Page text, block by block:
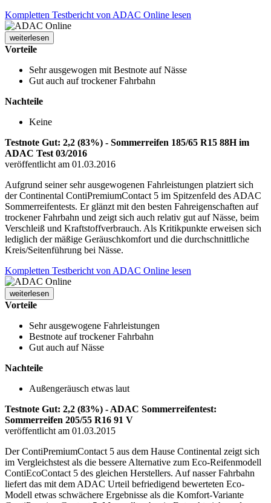
Kompletten Testbericht von ADAC Online lesen
weiterlesen
Vorteile
Sehr ausgewogen mit Bestnote auf Nässe
Gut auch auf trockener Fahrbahn
Nachteile
Keine
Testnote Gut: 2,2 (83%) - Sommerreifen 185/65 R15 88H im
ADAC Test 03/2016
veröffentlicht am 01.03.2016
Aufgrund seiner sehr ausgewogenen Fahrleistungen platziert sich
der Continental ContiPremiumContact 5 im Spitzenfeld des ADAC
Sommerreifentests. Er glänzt mit den besten Fahreigenschaften auf
trockener Fahrbahn und zeigt sich auch relativ gut auf Nässe, beim
Verschleiß und Kraftstoffverbrauch. Als Kritikpunkte erweisen sich
lediglich der mäßige Geräuschkomfort und die durchschnittliche
Kreis/Seitenführung bei Nässe.
Kompletten Testbericht von ADAC Online lesen
weiterlesen
Vorteile
Sehr ausgewogene Fahrleistungen
Bestnote auf trockener Fahrbahn
Gut auch auf Nässe
Nachteile
Außengeräusch etwas laut
Testnote Gut: 2,2 (83%) - ADAC Sommerreifentest:
Sommerreifen 205/55 R16 91 V
veröffentlicht am 01.03.2015
Der ContiPremiumContact 5 aus dem Hause Continental zeigt sich
im Vergleichstest als die bessere Alternative zum Eco-Reifenmodell
ContiEcoContact 5 des gleichen Herstellers. Auf nasser Fahrbahn
liefert das mit dem ADAC Urteil befriedigend bewerteten Eco-
Modell etwas schwächere Ergebnisse als die Komfort-Variante